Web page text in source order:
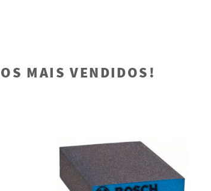
MAIS VENDIDOS!